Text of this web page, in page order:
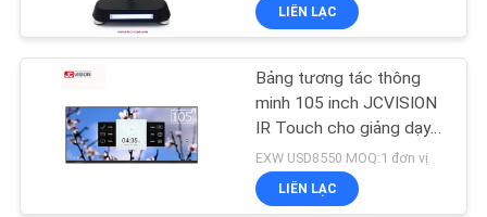
CHÚNG
TÔI
THAM
QUAN
màn hình hiển thị
biển báo kỹ thuật số
trong nhà
105
LIÊN LẠC
Bảng tương tác thông
minh 105 inch JCVISION
IR Touch cho giảng dạy
trong lớp học
EXW USD8550 MOQ:1 đơn vị
LIÊN LẠC